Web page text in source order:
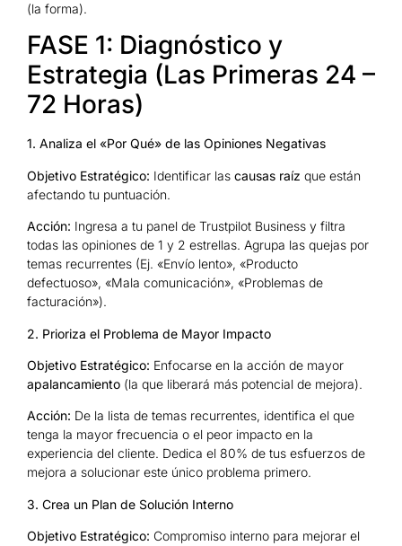
(la forma).
FASE 1: Diagnóstico y
Estrategia (Las Primeras 24 –
72 Horas)
1. Analiza el «Por Qué» de las Opiniones Negativas
Objetivo Estratégico: Identificar las causas raíz que están
afectando tu puntuación.
Acción: Ingresa a tu panel de Trustpilot Business y filtra
todas las opiniones de 1 y 2 estrellas. Agrupa las quejas por
temas recurrentes (Ej. «Envío lento», «Producto
defectuoso», «Mala comunicación», «Problemas de
facturación»).
2. Prioriza el Problema de Mayor Impacto
Objetivo Estratégico: Enfocarse en la acción de mayor
apalancamiento (la que liberará más potencial de mejora).
Acción: De la lista de temas recurrentes, identifica el que
tenga la mayor frecuencia o el peor impacto en la
experiencia del cliente. Dedica el 80% de tus esfuerzos de
mejora a solucionar este único problema primero.
3. Crea un Plan de Solución Interno
Objetivo Estratégico: Compromiso interno para mejorar el